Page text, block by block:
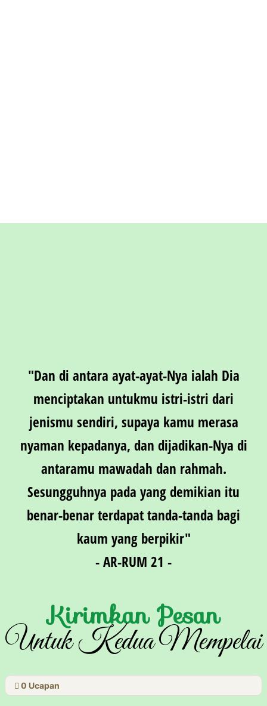
"Dan di antara ayat-ayat-Nya ialah Dia
menciptakan untukmu istri-istri dari
jenismu sendiri, supaya kamu merasa
nyaman kepadanya, dan dijadikan-Nya di
antaramu mawadah dan rahmah.
Sesungguhnya pada yang demikian itu
benar-benar terdapat tanda-tanda bagi
kaum yang berpikir"
- AR-RUM 21 -
Kirimkan Pesan
Untuk Kedua Mempelai
0 Ucapan